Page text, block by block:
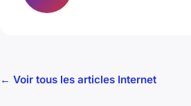
← Voir tous les articles Internet